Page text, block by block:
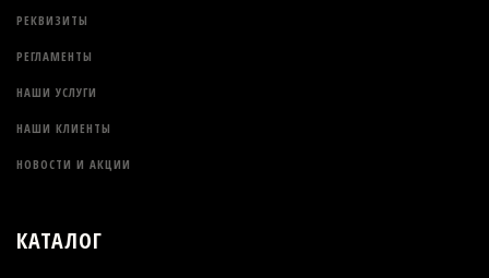
РЕКВИЗИТЫ
РЕГЛАМЕНТЫ
НАШИ УСЛУГИ
НАШИ КЛИЕНТЫ
НОВОСТИ И АКЦИИ
КАТАЛОГ